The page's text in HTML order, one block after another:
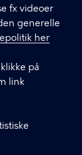
fx videoer
generelle
her
på
link